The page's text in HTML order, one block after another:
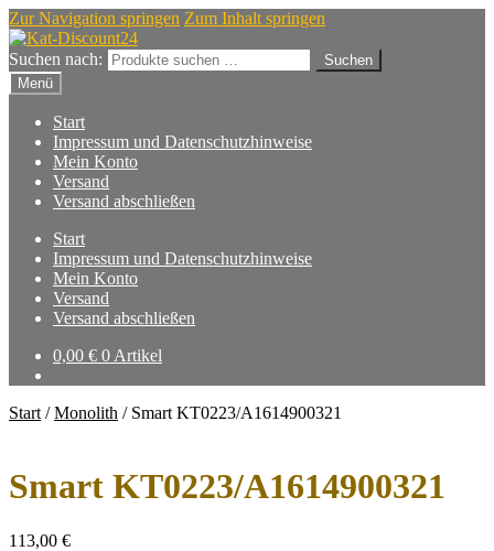
Zur Navigation springen Zum Inhalt springen
Suchen nach:
Suchen
Menü
Start
Impressum und Datenschutzhinweise
Mein Konto
Versand
Versand abschließen
Start
Impressum und Datenschutzhinweise
Mein Konto
Versand
Versand abschließen
0,00 € 0 Artikel
Start /Monolith / Smart KT0223/A1614900321
Smart KT0223/A1614900321
113,00 €